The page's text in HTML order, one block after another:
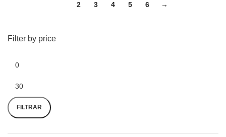
Filter by price
FILTRAR
2 3 4 5 6 →